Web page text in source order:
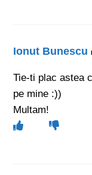
Ionut Bunescu
Tie-ti plac astea
pe mine :))
Multam!